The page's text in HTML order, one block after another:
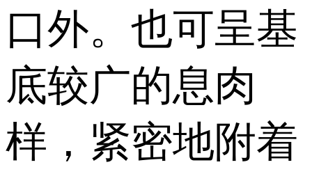
口外。也可呈基
底较广的息肉
样，紧密地附着